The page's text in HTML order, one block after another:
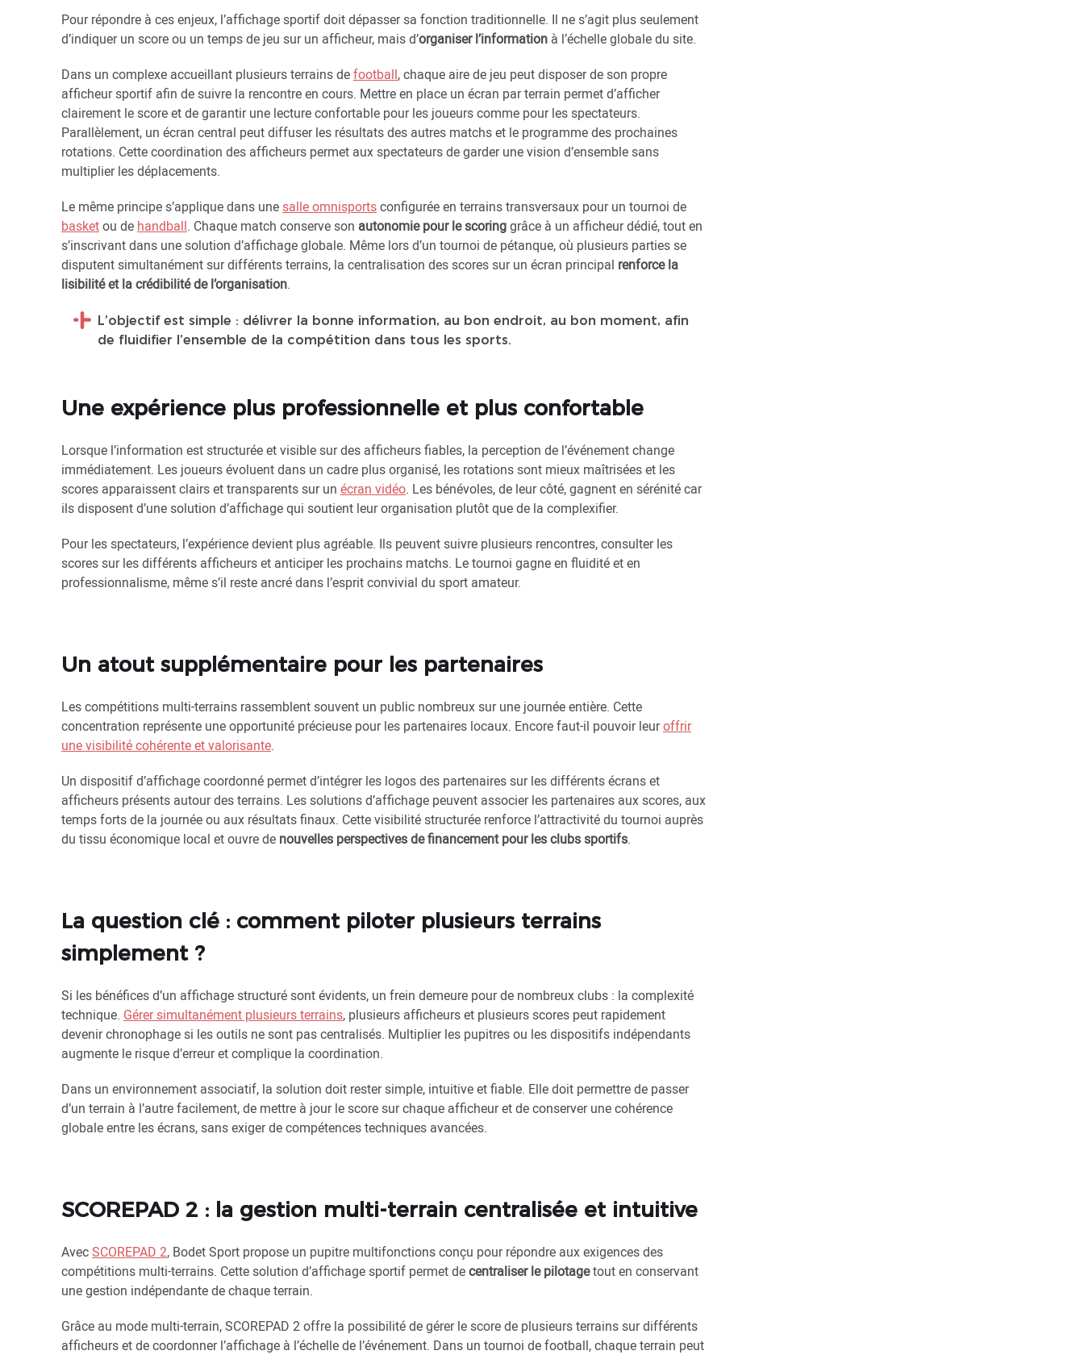
Pour répondre à ces enjeux, l’affichage sportif doit dépasser sa fonction traditionnelle. Il ne s’agit plus seulement
d’indiquer un score ou un temps de jeu sur un afficheur, mais d’organiser l’information à l’échelle globale du site.
Dans un complexe accueillant plusieurs terrains defootball, chaque aire de jeu peut disposer de son propre
afficheur sportif afin de suivre la rencontre en cours. Mettre en place un écran par terrain permet d’afficher
clairement le score et de garantir une lecture confortable pour les joueurs comme pour les spectateurs.
Parallèlement, un écran central peut diffuser les résultats des autres matchs et le programme des prochaines
rotations. Cette coordination des afficheurs permet aux spectateurs de garder une vision d’ensemble sans
multiplier les déplacements.
Le même principe s’applique dans unesalle omnisportsconfigurée en terrains transversaux pour un tournoi de
basketou de handball. Chaque match conserve son autonomie pour le scoringgrâce à un afficheur dédié, tout en
s’inscrivant dans une solution d’affichage globale. Même lors d’un tournoi de pétanque, où plusieurs parties se
disputent simultanément sur différents terrains, la centralisation des scores sur un écran principal renforce la
lisibilité et la crédibilité de l’organisation.
L’objectif est simple : délivrer la bonne information, au bon endroit, au bon moment, afin
de fluidifier l’ensemble de la compétition dans tous les sports.
Une expérience plus professionnelle et plus confortable
Lorsque l’information est structurée et visible sur des afficheurs fiables, la perception de l’événement change
immédiatement. Les joueurs évoluent dans un cadre plus organisé, les rotations sont mieux maîtrisées et les
scores apparaissent clairs et transparents sur un écran vidéo. Les bénévoles, de leur côté, gagnent en sérénité car
ils disposent d’une solution d’affichage qui soutient leur organisation plutôt que de la complexifier.
Pour les spectateurs, l’expérience devient plus agréable. Ils peuvent suivre plusieurs rencontres, consulter les
scores sur les différents afficheurs et anticiper les prochains matchs. Le tournoi gagne en fluidité et en
professionnalisme, même s’il reste ancré dans l’esprit convivial du sport amateur.
Un atout supplémentaire pour les partenaires
Les compétitions multi-terrains rassemblent souvent un public nombreux sur une journée entière. Cette
concentration représente une opportunité précieuse pour les partenaires locaux. Encore faut-il pouvoir leuroffrir
une visibilité cohérente et valorisante.
Un dispositif d’affichage coordonné permet d’intégrer les logos des partenaires sur les différents écrans et
afficheurs présents autour des terrains. Les solutions d’affichage peuvent associer les partenaires aux scores, aux
temps forts de la journée ou aux résultats finaux. Cette visibilité structurée renforce l’attractivité du tournoi auprès
du tissu économique local et ouvre de nouvelles perspectives de financement pour les clubs sportifs.
La question clé : comment piloter plusieurs terrains
simplement ?
Si les bénéfices d’un affichage structuré sont évidents, un frein demeure pour de nombreux clubs : la complexité
technique. Gérer simultanément plusieurs terrains, plusieurs afficheurs et plusieurs scores peut rapidement
devenir chronophage si les outils ne sont pas centralisés. Multiplier les pupitres ou les dispositifs indépendants
augmente le risque d’erreur et complique la coordination.
Dans un environnement associatif, la solution doit rester simple, intuitive et fiable. Elle doit permettre de passer
d’un terrain à l’autre facilement, de mettre à jour le score sur chaque afficheur et de conserver une cohérence
globale entre les écrans, sans exiger de compétences techniques avancées.
SCOREPAD 2 : la gestion multi-terrain centralisée et intuitive
AvecSCOREPAD 2, Bodet Sport propose un pupitre multifonctions conçu pour répondre aux exigences des
compétitions multi-terrains. Cette solution d’affichage sportif permet decentraliser le pilotagetout en conservant
une gestion indépendante de chaque terrain.
Grâce au mode multi-terrain, SCOREPAD 2 offre la possibilité de gérer le score de plusieurs terrains sur différents
afficheurs et de coordonner l’affichage à l’échelle de l’événement. Dans un tournoi de football, chaque terrain peut